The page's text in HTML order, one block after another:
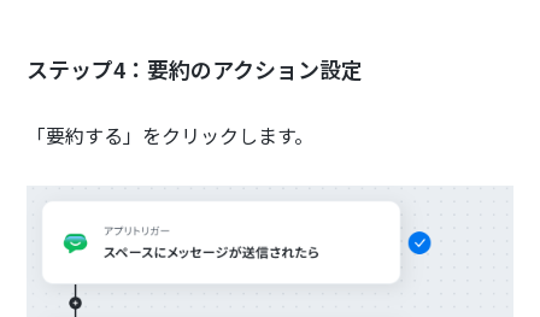
ステップ4：要約のアクション設定
「要約する」をクリックします。